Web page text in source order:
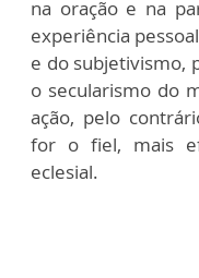
na oração e na
experiência
e do subjetivismo,
o secularismo do
ação, pelo
for o fiel, mais
eclesial.